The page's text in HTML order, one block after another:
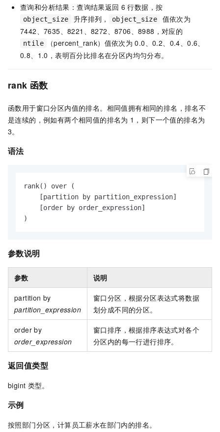
查询和分析结果：查询结果返回 6 行数据，按
object_size 升序排列， object_size
值依次为
7442、7635、8221、8272、8706、8988，对应的
ntile （percent_rank）值依次为 0.0、0.2、0.4、0.6、
0.8、1.0，表明百分比排名在分区内均匀分布。
rank 函数
函数用于窗口分区内值的排名。相同值拥有相同的排名，排名不
是连续的，例如有两个相同值的排名为 1，则下一个值的排名为
3。
语法
rank() over (
    [partition by partition_expression]
    [order by order_expression]
)
参数说明
参数 说明
partition by
partition_expression
窗口分区，根据分区表达式将数据
划分成不同的分区。
order by
order_expression
窗口排序，根据排序表达式对各个
分区内的每一行进行排序。
返回值类型
bigint 类型。
示例
按照部门分区，计算员工薪水在部门内的排名。